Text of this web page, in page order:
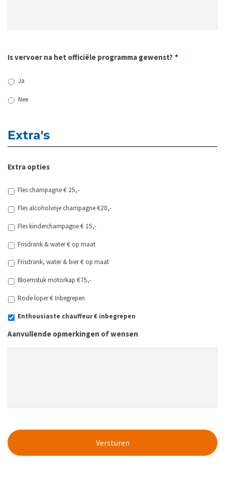
Is vervoer na het officiële programma gewenst? *
Ja
Nee
Extra's
Extra opties
Fles champagne € 25,-
Fles alcoholvrije champagne €20,-
Fles kinderchampagne € 15,-
Frisdrank & water € op maat
Frisdrank, water & bier € op maat
Bloemstuk motorkap €75,-
Rode loper € Inbegrepen
Enthousiaste chauffeur € inbegrepen
Aanvullende opmerkingen of wensen